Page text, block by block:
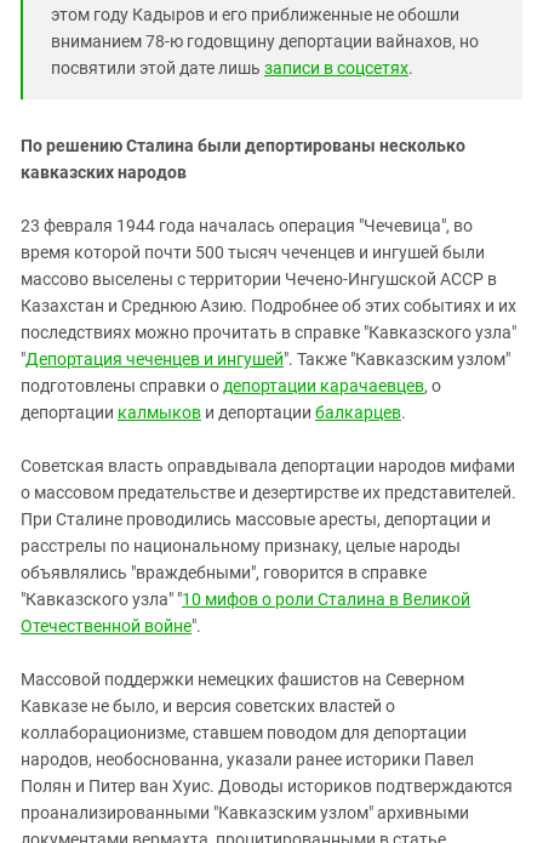
этом году Кадыров и его приближенные не обошли
вниманием 78-ю годовщину депортации вайнахов, но
посвятили этой дате лишь записи в соцсетях.
По решению Сталина были депортированы несколько
кавказских народов
23 февраля 1944 года началась операция "Чечевица", во
время которой почти 500 тысяч чеченцев и ингушей были
массово выселены с территории Чечено-Ингушской АССР в
Казахстан и Среднюю Азию. Подробнее об этих событиях и их
последствиях можно прочитать в справке "Кавказского узла"
"Депортация чеченцев и ингушей". Также "Кавказским узлом"
подготовлены справки одепортации карачаевцев, о
депортации калмыков и депортации балкарцев.
Советская власть оправдывала депортации народов мифами
о массовом предательстве и дезертирстве их представителей.
При Сталине проводились массовые аресты, депортации и
расстрелы по национальному признаку, целые народы
объявлялись "враждебными", говорится в справке
"Кавказского узла" "10 мифов о роли Сталина в Великой
Отечественной войне".
Массовой поддержки немецких фашистов на Северном
Кавказе не было, и версия советских властей о
коллаборационизме, ставшем поводом для депортации
народов, необоснованна, указали ранее историки Павел
Полян и Питер ван Хуис. Доводы историков подтверждаются
проанализированными "Кавказским узлом" архивными